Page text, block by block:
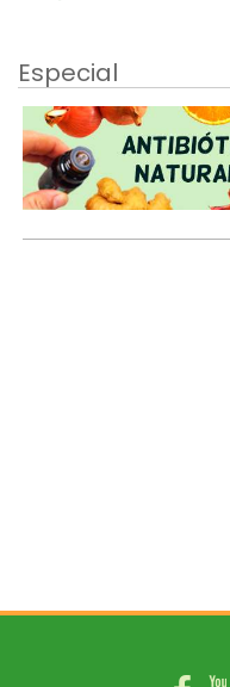
Especial